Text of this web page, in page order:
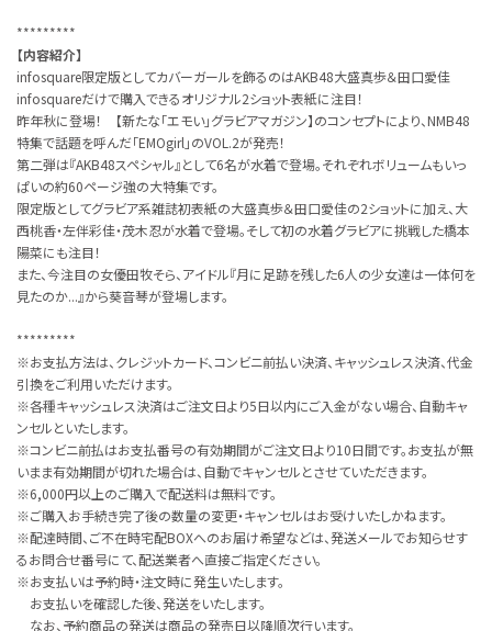
*********
【内容紹介】
infosquare限定版としてカバーガールを飾るのはAKB48大盛真歩＆田口愛佳
infosquareだけで購入できるオリジナル2ショット表紙に注目！
昨年秋に登場！ 【新たな「エモい」グラビアマガジン】のコンセプトにより、NMB48
特集で話題を呼んだ「EMOgirl」のVOL.2が発売！
第二弾は『AKB48スペシャル』として6名が水着で登場。それぞれボリュームもいっ
ぱいの約60ページ強の大特集です。
限定版としてグラビア系雑誌初表紙の大盛真歩＆田口愛佳の2ショットに加え、大
西桃香・左伴彩佳・茂木忍が水着で登場。そして初の水着グラビアに挑戦した橋本
陽菜にも注目！
また、今注目の女優田牧そら、アイドル『月に足跡を残した6人の少女達は一体何を
見たのか...』から葵音琴が登場します。
*********
※お支払方法は、クレジットカード、コンビニ前払い決済、キャッシュレス決済、代金
引換をご利用いただけます。
※各種キャッシュレス決済はご注文日より5日以内にご入金がない場合、自動キャ
ンセルといたします。
※コンビニ前払はお支払番号の有効期間がご注文日より10日間です。お支払が無
いまま有効期間が切れた場合は、自動でキャンセルとさせていただきます。
※6,000円以上のご購入で配送料は無料です。
※ご購入お手続き完了後の数量の変更・キャンセルはお受けいたしかねます。
※配達時間、ご不在時宅配BOXへのお届け希望などは、発送メールでお知らせす
るお問合せ番号にて、配送業者へ直接ご指定ください。
※お支払いは予約時・注文時に発生いたします。
お支払いを確認した後、発送をいたします。
なお、予約商品の発送は商品の発売日以降順次行います。